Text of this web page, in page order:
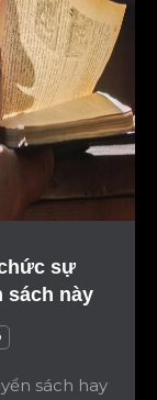
sự
sách này
sách hay